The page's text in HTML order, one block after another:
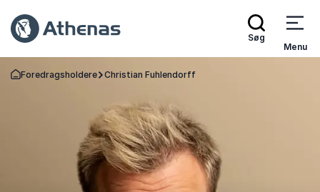
Søg
Menu
Tilbage til forsiden
Foredragsholdere Christian Fuhlendorff